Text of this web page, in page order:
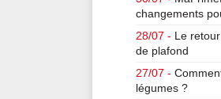
changements
28/07 - Le
de plafond
27/07 -
légumes ?